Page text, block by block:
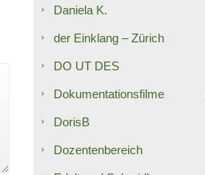
Daniela K.
der Einklang – Zürich
DO UT DES
Dokumentationsfilme
DorisB
Dozentenbereich